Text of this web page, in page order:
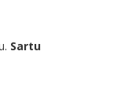
Sartu